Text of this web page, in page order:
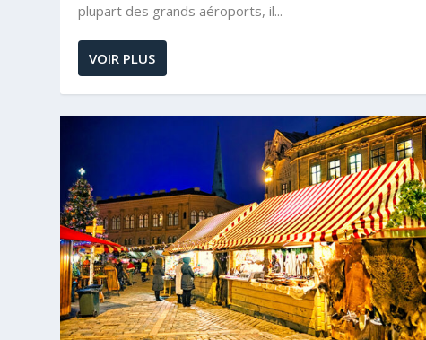
plupart des grands aéroports, il...
VOIR PLUS